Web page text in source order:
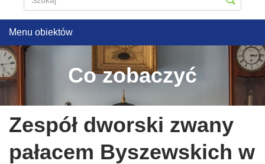
Menu obiektów
Co zobaczyć
Zespół dworski zwany
pałacem Byszewskich w